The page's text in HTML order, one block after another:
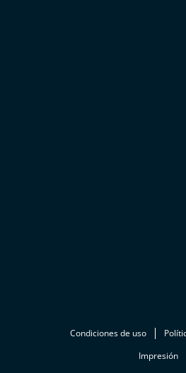
Condiciones de uso
Impresión